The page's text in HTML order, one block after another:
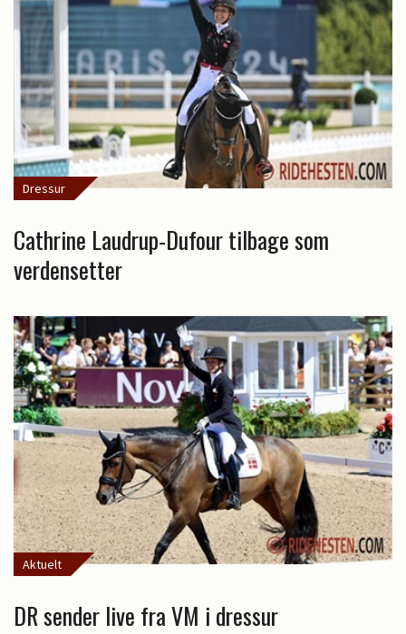
Dressur
Cathrine Laudrup-Dufour tilbage som
verdensetter
Aktuelt
DR sender live fra VM i dressur